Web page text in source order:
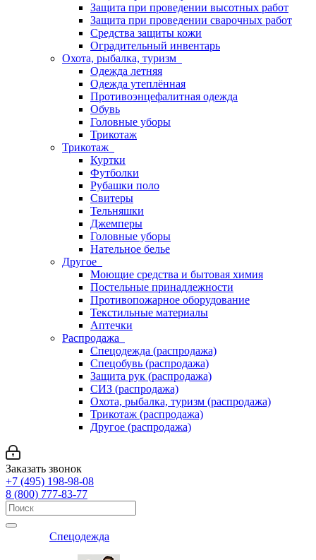
Защита при проведении высотных работ
Защита при проведении сварочных работ
Средства защиты кожи
Оградительный инвентарь
Охота, рыбалка, туризм
Одежда летняя
Одежда утеплённая
Противоэнцефалитная одежда
Обувь
Головные уборы
Трикотаж
Трикотаж
Куртки
Футболки
Рубашки поло
Свитеры
Тельняшки
Джемперы
Головные уборы
Нательное белье
Другое
Моющие средства и бытовая химия
Постельные принадлежности
Противопожарное оборудование
Текстильные материалы
Аптечки
Распродажа
Спецодежда (распродажа)
Спецобувь (распродажа)
Защита рук (распродажа)
СИЗ (распродажа)
Охота, рыбалка, туризм (распродажа)
Трикотаж (распродажа)
Другое (распродажа)
Заказать звонок
+7 (495) 198-98-08
8 (800) 777-83-77
Спецодежда